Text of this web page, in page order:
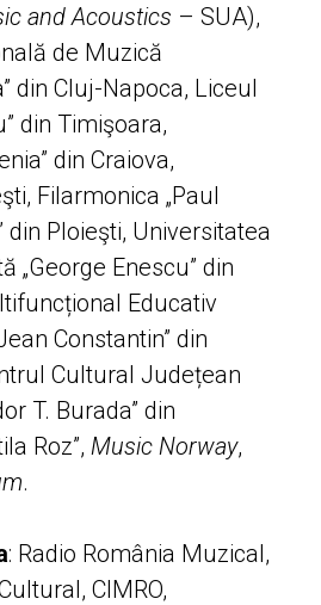
and Acoustics – SUA),
de Muzică
din Cluj-Napoca, Liceul
din Timişoara,
din Craiova,
Filarmonica „Paul
din Ploieşti, Universitatea
„George Enescu” din
Educativ
Constantin” din
Cultural Județean
T. Burada” din
Roz”, Music Norway,
.
: Radio România Muzical,
CIMRO,